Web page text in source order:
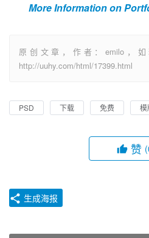
More Information on
原创文章，作者：emilo，
http://uuhy.com/html/17399.html
PSD 下载 免费 模
赞
生成海报